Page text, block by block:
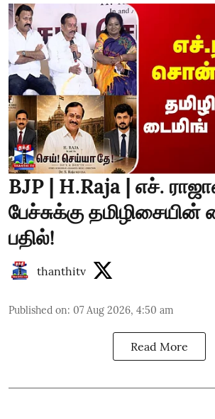
BJP | H.Raja | எச்.
பேச்சுக்கு தமிழிசையின்
பதில்!
thanthitv
Published on: 07 Aug 2026, 4:50 am
Read More